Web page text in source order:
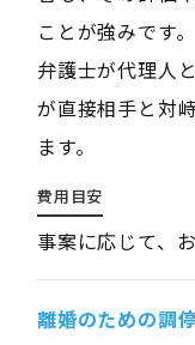
ことが強みです。
弁護士が代理人
が直接相手と対
ます。
費用目安
事案に応じて、
離婚のための調